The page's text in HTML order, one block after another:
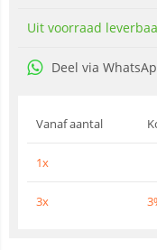
Uit voorraad
Deel via
Vanaf aantal
1x
3x